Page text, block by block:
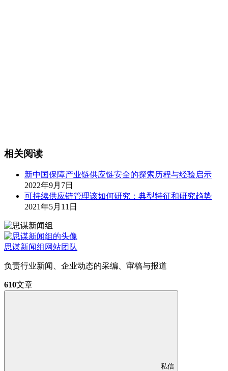
相关阅读
新中国保障产业链供应链安全的探索历程与经验启示
2022年9月7日
可持续供应链管理该如何研究：典型特征和研究趋势
2021年5月11日
思谋新闻组 网站团队
负责行业新闻、企业动态的采编、审稿与报道
610文章
私信